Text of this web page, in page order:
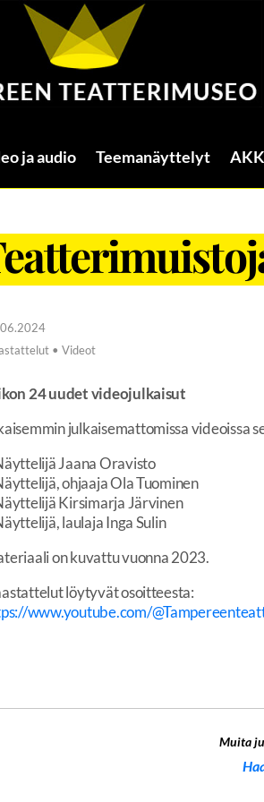
ja audio Teemanäyttelyt
• Videot
24 uudet videojulkaisut
julkaisemattomissa videoissa
Jaana Oravisto
ohjaaja Ola Tuominen
Kirsimarja Järvinen
laulaja Inga Sulin
on kuvattu vuonna 2023.
löytyvät osoitteesta:
www.youtube.com/
Muita